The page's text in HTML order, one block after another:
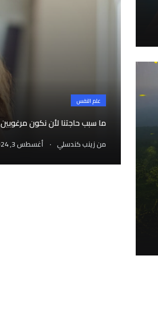
علم النفس
ما سبب حاجتنا لأن نكون مرغوبين
منزينب كندسلي . أغسطس 3, 2024